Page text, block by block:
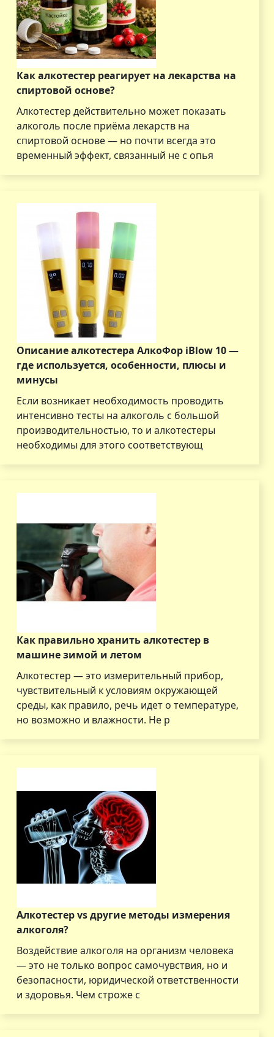
Как алкотестер реагирует на лекарства на
спиртовой основе?
Алкотестер действительно может показать
алкоголь после приёма лекарств на
спиртовой основе — но почти всегда это
временный эффект, связанный не с опья
Описание алкотестера АлкоФор iBlow 10 —
где используется, особенности, плюсы и
минусы
Если возникает необходимость проводить
интенсивно тесты на алкоголь с большой
производительностью, то и алкотестеры
необходимы для этого соответствующ
Как правильно хранить алкотестер в
машине зимой и летом
Алкотестер — это измерительный прибор,
чувствительный к условиям окружающей
среды, как правило, речь идет о температуре,
но возможно и влажности. Не р
Алкотестер vs другие методы измерения
алкоголя?
Воздействие алкоголя на организм человека
— это не только вопрос самочувствия, но и
безопасности, юридической ответственности
и здоровья. Чем строже с